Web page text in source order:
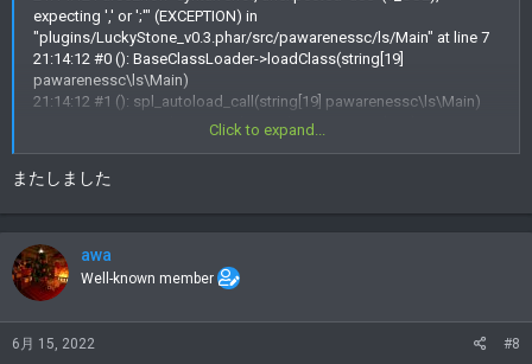
expecting ',' or ';'" (EXCEPTION) in
"plugins/LuckyStone_v0.3.phar/src/pawarenessc/ls/Main" at line 7
21:14:12 #0 (): BaseClassLoader->loadClass(string[19]
pawarenessc\ls\Main)
21:14:12 #1 (): spl_autoload_call(string[19] pawarenessc\ls\Main)
21:14:12 #2 src/pocketmine/plugin/PluginManager(180):
class_exists(string[19] pawarenessc\ls\Main, boolean 1)
pocketmine\plugin\PluginManager->loadPlugin(string[54]
Click to expand...
またしました
awa
Well-known member
6月 15, 2022 #8